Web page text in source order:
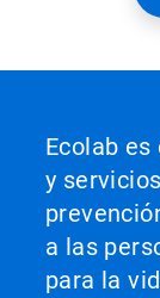
Ecolab
y
a las
para la